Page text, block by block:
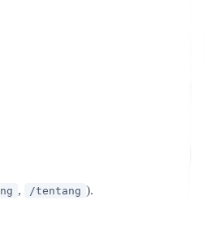
, /tentang ).